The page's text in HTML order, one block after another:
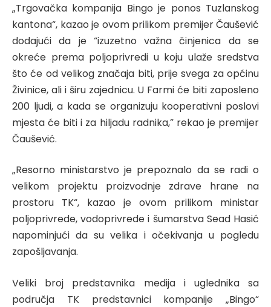
„Trgovačka kompanija Bingo je ponos Tuzlanskog
kantona“, kazao je ovom prilikom premijer Čaušević
dodajući da je “izuzetno važna činjenica da se
okreće prema poljoprivredi u koju ulaže sredstva
što će od velikog značaja biti, prije svega za općinu
Živinice, ali i širu zajednicu. U Farmi će biti zaposleno
200 ljudi, a kada se organizuju kooperativni poslovi
mjesta će biti i za hiljadu radnika,” rekao je premijer
Čaušević.
„Resorno ministarstvo je prepoznalo da se radi o
velikom projektu proizvodnje zdrave hrane na
prostoru TK“, kazao je ovom prilikom ministar
poljoprivrede, vodoprivrede i šumarstva Sead Hasić
napominjući da su velika i očekivanja u pogledu
zapošljavanja.
Veliki broj predstavnika medija i uglednika sa
područja TK predstavnici kompanije „Bingo“